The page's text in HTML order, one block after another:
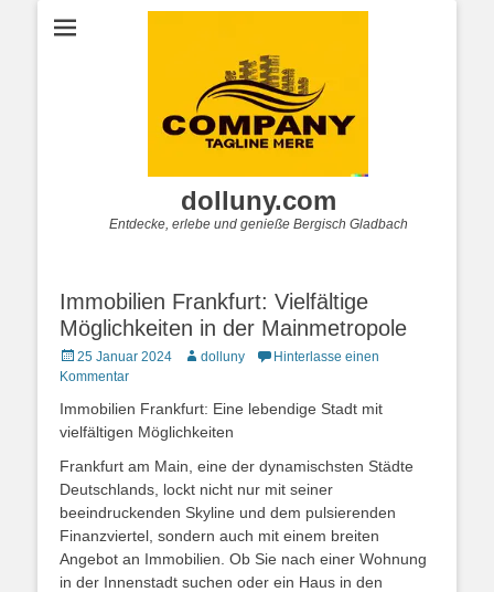
dolluny.com
Entdecke, erlebe und genieße Bergisch Gladbach
Immobilien Frankfurt: Vielfältige
Möglichkeiten in der Mainmetropole
Posted
on
25 Januar 2024 Autordolluny
Hinterlasse einen
Kommentar
Immobilien Frankfurt: Eine lebendige Stadt mit
vielfältigen Möglichkeiten
Frankfurt am Main, eine der dynamischsten Städte
Deutschlands, lockt nicht nur mit seiner
beeindruckenden Skyline und dem pulsierenden
Finanzviertel, sondern auch mit einem breiten
Angebot an Immobilien. Ob Sie nach einer Wohnung
in der Innenstadt suchen oder ein Haus in den